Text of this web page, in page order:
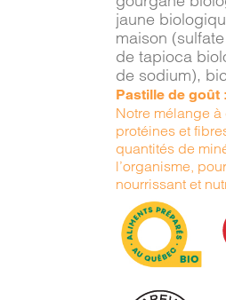
jaune
maison
de tapioca
de sodium),
Pastille de goût
Notre mélange
protéines et
quantités de
l’organisme,
nourrissant et